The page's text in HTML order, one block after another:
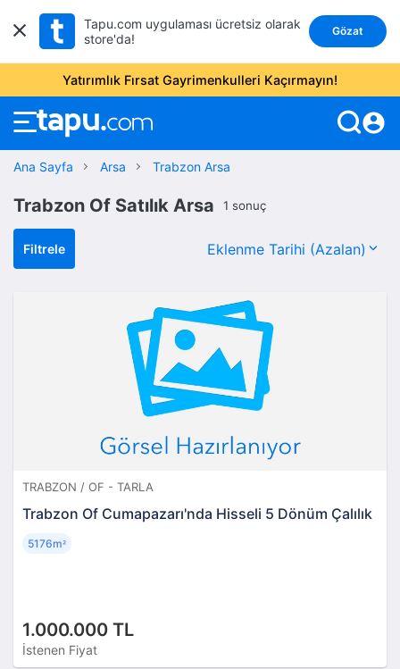
Tapu.com uygulaması ücretsiz olarak
store'da!
Gözat
Yatırımlık Fırsat Gayrimenkulleri Kaçırmayın!
account_circle
Ana Sayfa Arsa Trabzon Arsa
Trabzon Of Satılık Arsa 1 sonuç
Filtrele
TRABZON / OF - TARLA
Trabzon Of Cumapazarı'nda Hisseli 5 Dönüm Çalılık
1.000.000 TL
İstenen Fiyat
5176m²